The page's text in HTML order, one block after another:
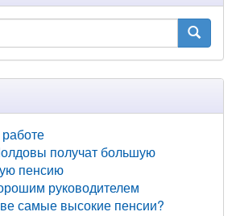
получат большую
пенсию
руководителем
самые высокие пенсии?